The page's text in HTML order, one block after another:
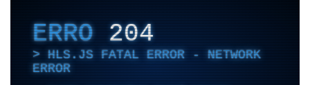
ERRO204
HLS.JS FATAL ERROR - NETWORK
ERROR